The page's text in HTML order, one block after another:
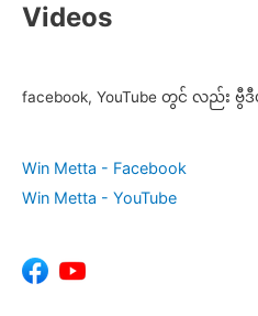
Videos
facebook, YouTube တွင် လည်း ဗွီ
Win Metta - Facebook
Win Metta - YouTube